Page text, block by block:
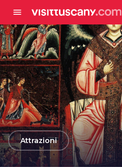
menu
arrow_backAttrazioni